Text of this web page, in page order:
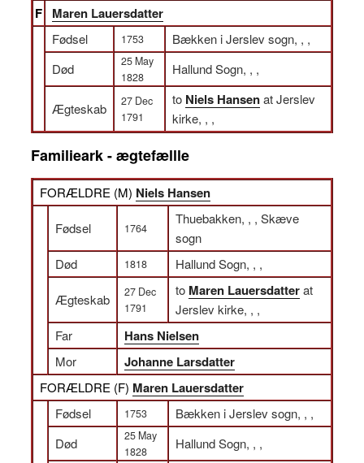
F Maren Lauersdatter
Fødsel 1753
Bækken i Jerslev sogn, , ,
Død
25 May
1828
Hallund Sogn, , ,
Ægteskab
27 Dec
1791
to Niels Hansenat Jerslev
kirke, , ,
Familieark - ægtefællle
FORÆLDRE (M) Niels Hansen
Fødsel 1764
Thuebakken, , , Skæve
sogn
Død
1818 Hallund Sogn, , ,
Ægteskab
27 Dec
1791
to Maren Lauersdatterat
Jerslev kirke, , ,
Far
Hans Nielsen
Mor Johanne Larsdatter
FORÆLDRE (F) Maren Lauersdatter
Fødsel 1753
Bækken i Jerslev sogn, , ,
Død
25 May
1828
Hallund Sogn, , ,